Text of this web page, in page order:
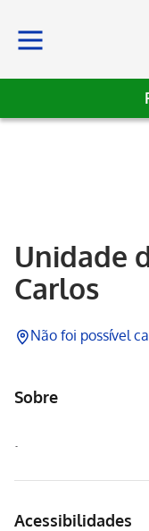
Unidade
Carlos
Não foi possível
Sobre
Acessibilidades